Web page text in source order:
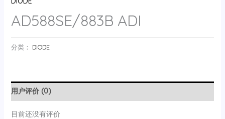
AD588SE/883B ADI
分类： DIODE
用户评价 (0)
目前还没有评价